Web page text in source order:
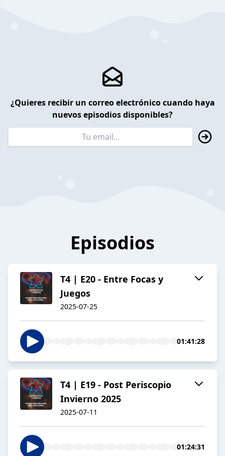
¿Quieres recibir un correo electrónico cuando haya
nuevos episodios disponibles?
Episodios
T4 | E20 - Entre Focas y
Juegos
2025-07-25
01:41:28
T4 | E19 - Post Periscopio
Invierno 2025
2025-07-11
01:24:31